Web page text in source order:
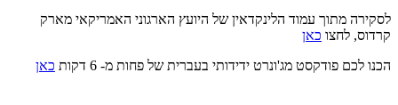
לסקירה מתוך עמוד הלינקדאין של היועץ הארגוני האמריקאי מארק
קרדוס, לחצו כאן
הכנו לכם פודקסט מג'ונרט ידידותי בעברית של פחות מ- 6 דקות
כאן